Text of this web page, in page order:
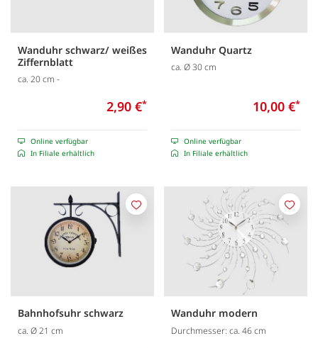
Wanduhr schwarz/ weißes
Ziffernblatt
ca. 20 cm -
2,90 €*
Online verfügbar
In Filiale erhältlich
Wanduhr Quartz
ca. Ø 30 cm
10,00 €*
Online verfügbar
In Filiale erhältlich
Bahnhofsuhr schwarz
ca. Ø 21 cm
Merken
Wanduhr modern
Durchmesser: ca. 46 cm